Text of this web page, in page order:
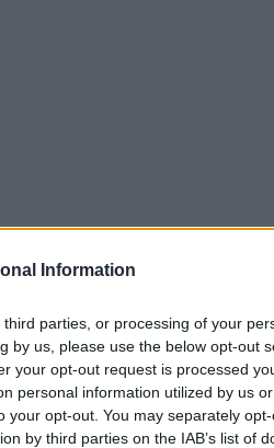
Information
parties, or processing of your
by us, please use the below opt-out
your opt-out request is processed
personal information utilized by us
your opt-out. You may separately
by third parties on the IAB’s list of
LalkiBolesława
człowiekiem starszej
Wolne od pracy